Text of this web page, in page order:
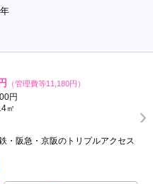
（管理費等11,180円）
円
㎡
阪急・京阪のトリプルアクセス